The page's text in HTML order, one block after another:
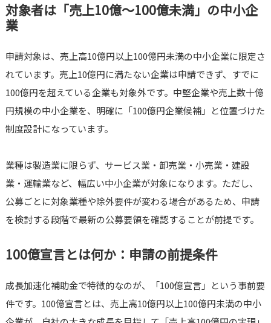
対象者は「売上10億〜100億未満」の中小企
業
申請対象は、売上高10億円以上100億円未満の中小企業に限定さ
れています。売上10億円に満たない企業は申請できず、すでに
100億円を超えている企業も対象外です。中堅企業や売上数十億
円規模の中小企業を、明確に「100億円企業候補」と位置づけた
制度設計になっています。
業種は製造業に限らず、サービス業・卸売業・小売業・建設
業・運輸業など、幅広い中小企業が対象になります。ただし、
公募ごとに対象業種や除外要件が変わる場合があるため、申請
を検討する段階で最新の公募要領を確認することが前提です。
100億宣言とは何か：申請の前提条件
成長加速化補助金で特徴的なのが、「100億宣言」という事前要
件です。100億宣言とは、売上高10億円以上100億円未満の中小